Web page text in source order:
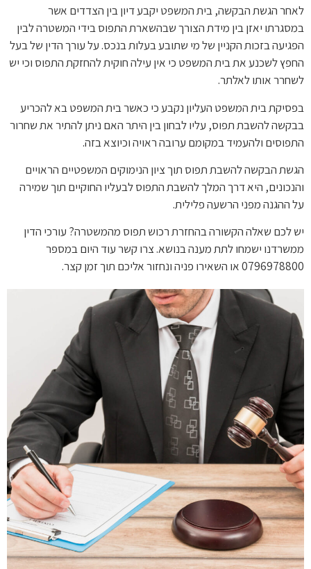
לאחר הגשת הבקשה, בית המשפט יקבע דיון בין הצדדים אשר
במסגרתו יאזן בין מידת הצורך שבהשארת התפוס בידי המשטרה לבין
הפגיעה בזכות הקניין של מי שתובע בעלות בנכס. על עורך הדין של בעל
החפץ לשכנע את בית המשפט כי אין עילה חוקית להחזקת התפוס וכי יש
לשחרר אותו לאלתר.
בפסיקת בית המשפט העליון נקבע כי כאשר בית המשפט בא להכריע
בבקשה להשבת תפוס, עליו לבחון בין היתר האם ניתן להתיר את שחרור
התפוסים ולהעמיד במקומם ערובה ראויה וכיוצא בזה.
הגשת הבקשה להשבת תפוס תוך ציון הנימוקים המשפטיים הראויים
והנכונים, היא דרך המלך להשבת התפוס לבעליו החוקיים תוך שמירה
על ההגנה מפני הרשעה פלילית.
יש לכם שאלה הקשורה בהחזרת רכוש תפוס מהמשטרה? עורכי הדין
ממשרדנו ישמחו לתת מענה בנושא. צרו קשר עוד היום במספר
0796978800 או השאירו פניה ונחזור אליכם תוך זמן קצר.